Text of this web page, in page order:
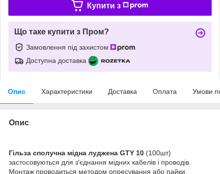
Купити з
Що таке купити з Пром?
Замовлення під захистом
Доступна доставка
Опис Характеристики Доставка Оплата Умови
Опис
Гільза сполучна мідна луджена GTY 10 (100шт)
застосовуються для з'єднання мідних кабелів і проводів.
Монтаж проводиться методом опресування або пайки.